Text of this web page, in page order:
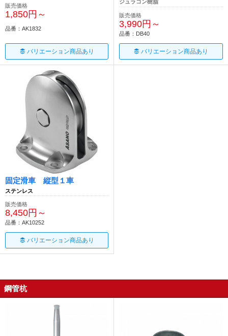
販売価格
1,850円～
品番：AK1832
バリエーション商品あり
ジュラコン樹脂
販売価格
3,990円～
品番：DB40
バリエーション商品あり
固定滑車 縦型１車
ステンレス
販売価格
8,450円～
品番：AK10252
バリエーション商品あり
鋼管杭